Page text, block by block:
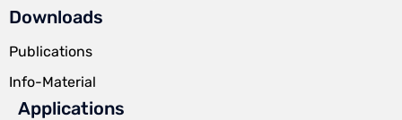
Downloads
Publications
Info-Material
Applications